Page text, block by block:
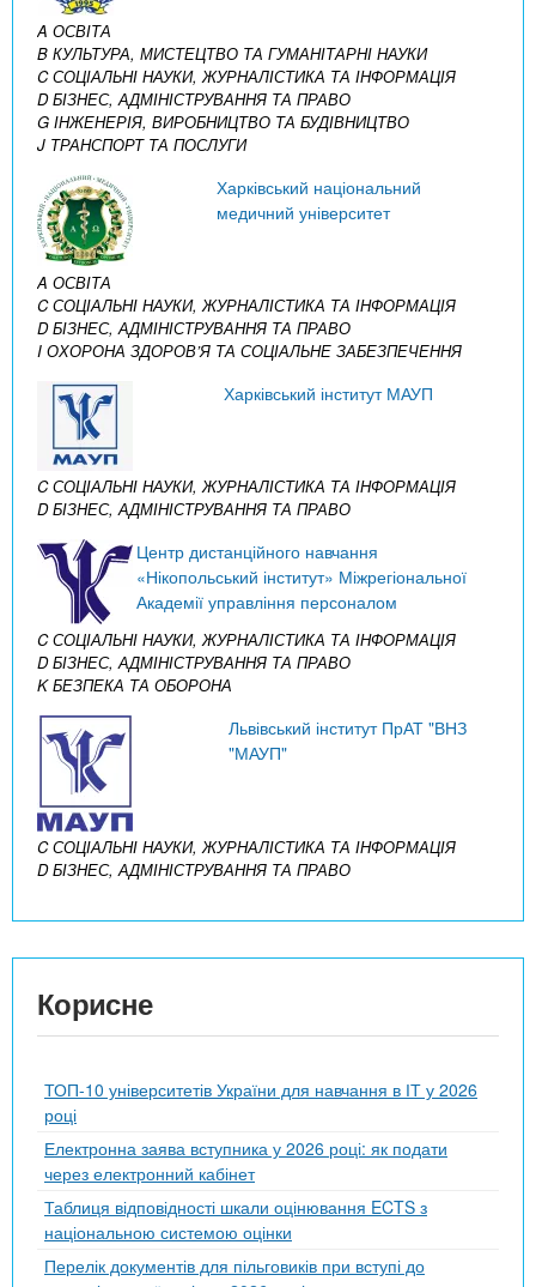
A ОСВІТА
B КУЛЬТУРА, МИСТЕЦТВО ТА ГУМАНІТАРНІ НАУКИ
C СОЦІАЛЬНІ НАУКИ, ЖУРНАЛІСТИКА ТА ІНФОРМАЦІЯ
D БІЗНЕС, АДМІНІСТРУВАННЯ ТА ПРАВО
G ІНЖЕНЕРІЯ, ВИРОБНИЦТВО ТА БУДІВНИЦТВО
J ТРАНСПОРТ ТА ПОСЛУГИ
Харківський національний
медичний університет
A ОСВІТА
C СОЦІАЛЬНІ НАУКИ, ЖУРНАЛІСТИКА ТА ІНФОРМАЦІЯ
D БІЗНЕС, АДМІНІСТРУВАННЯ ТА ПРАВО
I ОХОРОНА ЗДОРОВ’Я ТА СОЦІАЛЬНЕ ЗАБЕЗПЕЧЕННЯ
Харківський інститут МАУП
C СОЦІАЛЬНІ НАУКИ, ЖУРНАЛІСТИКА ТА ІНФОРМАЦІЯ
D БІЗНЕС, АДМІНІСТРУВАННЯ ТА ПРАВО
Центр дистанційного навчання
«Нікопольський інститут» Міжрегіональної
Академії управління персоналом
C СОЦІАЛЬНІ НАУКИ, ЖУРНАЛІСТИКА ТА ІНФОРМАЦІЯ
D БІЗНЕС, АДМІНІСТРУВАННЯ ТА ПРАВО
K БЕЗПЕКА ТА ОБОРОНА
Львівський інститут ПрАТ "ВНЗ
"МАУП"
C СОЦІАЛЬНІ НАУКИ, ЖУРНАЛІСТИКА ТА ІНФОРМАЦІЯ
D БІЗНЕС, АДМІНІСТРУВАННЯ ТА ПРАВО
Корисне
ТОП-10 університетів України для навчання в ІТ у 2026
році
Електронна заява вступника у 2026 році: як подати
через електронний кабінет
Таблиця відповідності шкали оцінювання ECTS з
національною системою оцінки
Перелік документів для пільговиків при вступі до